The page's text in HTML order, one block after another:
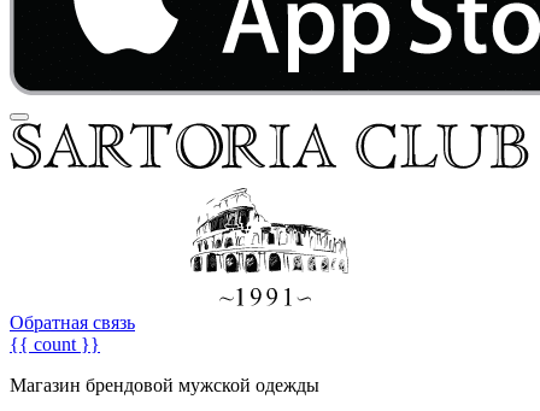
Обратная связь
{{ count }}
Магазин брендовой мужской одежды